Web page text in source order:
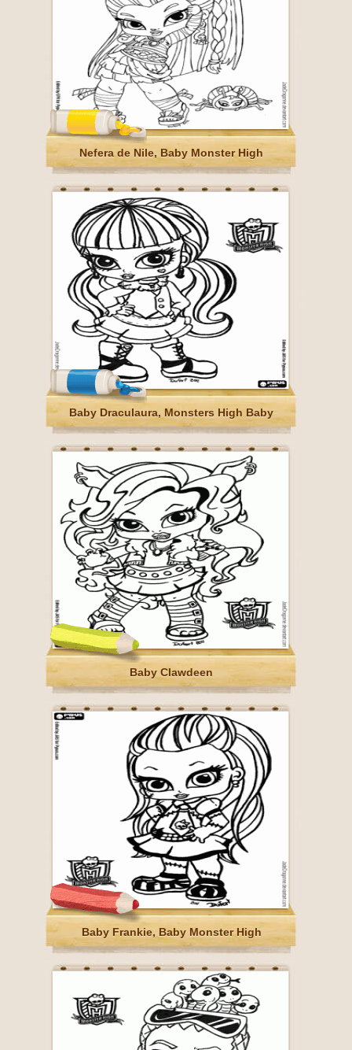
Nefera de Nile, Baby Monster High
Baby Draculaura, Monsters High Baby
Baby Clawdeen
Baby Frankie, Baby Monster High